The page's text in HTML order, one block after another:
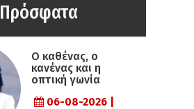
Πρόσφατα
Ο καθένας, ο
κανένας και η
οπτική γωνία
06-08-2026 |